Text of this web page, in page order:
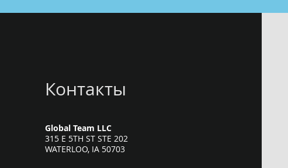
Контакты
Global Team LLC
315 E 5TH ST STE 202
WATERLOO, IA 50703